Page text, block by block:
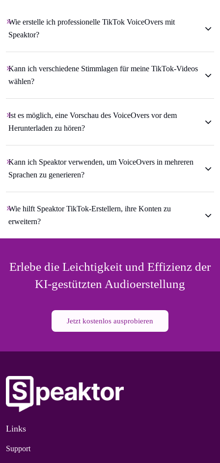
Wie erstelle ich professionelle TikTok VoiceOvers mit
Speaktor?
Kann ich verschiedene Stimmlagen für meine TikTok-Videos
wählen?
Ist es möglich, eine Vorschau des VoiceOvers vor dem
Herunterladen zu hören?
Kann ich Speaktor verwenden, um VoiceOvers in mehreren
Sprachen zu generieren?
Wie hilft Speaktor TikTok-Erstellern, ihre Konten zu
erweitern?
Erlebe die Leichtigkeit und Effizienz der
KI-gestützten Audioerstellung
Jetzt kostenlos ausprobieren
Links
Support